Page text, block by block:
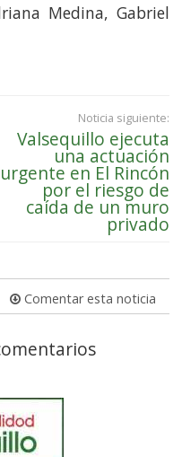
Medina, Gabriel
Noticia siguiente:
Valsequillo ejecuta
una actuación
urgente en El Rincón
por el riesgo de
caída de un muro
privado
Comentar esta noticia